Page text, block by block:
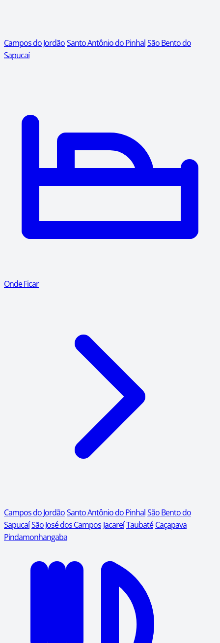
Campos do JordãoSanto Antônio do PinhalSão Bento do
Sapucaí
Onde Ficar
Campos do JordãoSanto Antônio do PinhalSão Bento do
SapucaíSão José dos Campos JacareíTaubaté Caçapava
Pindamonhangaba